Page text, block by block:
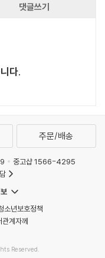
댓글쓰기
다.
주문/배송
중고샵 1566-4295
소년보호정책
관계자께
Reserved.